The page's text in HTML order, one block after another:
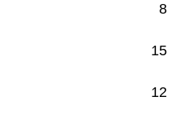
8
15
12